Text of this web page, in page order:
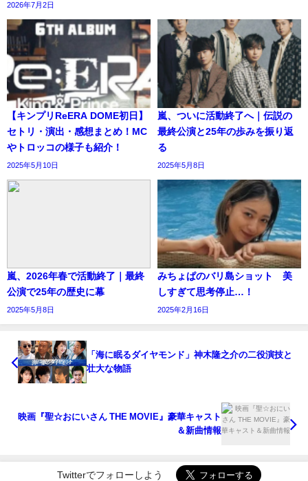
2026年7月2日
【キンプリReERA DOME初日】
セトリ・演出・感想まとめ！MC
やトロッコの様子も紹介！
2025年5月10日
嵐、ついに活動終了へ｜伝説の
最終公演と25年の歩みを振り返
る
2025年5月8日
嵐、2026年春で活動終了｜最終
公演で25年の歴史に幕
2025年5月8日
みちょぱのバリ島ショット 美
しすぎて思考停止…！
2025年2月16日
「海に眠るダイヤモンド」神木隆之介の二役演技と
壮大な物語
映画『聖☆おにいさん THE MOVIE』豪華キャスト
＆新曲情報
Twitterでフォローしよう